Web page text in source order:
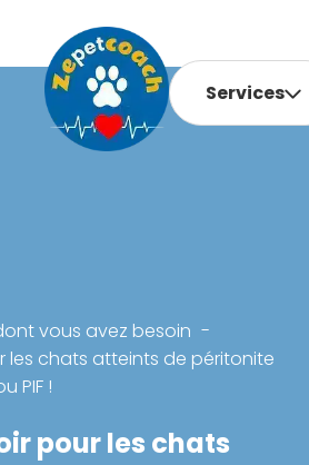
Services
vous avez besoin
les chats atteints de péritonite
PIF !
pour les chats